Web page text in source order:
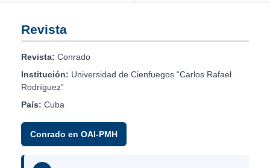
Revista
Revista: Conrado
Institución: Universidad de Cienfuegos “Carlos Rafael
Rodríguez”
País: Cuba
Conrado en OAI-PMH